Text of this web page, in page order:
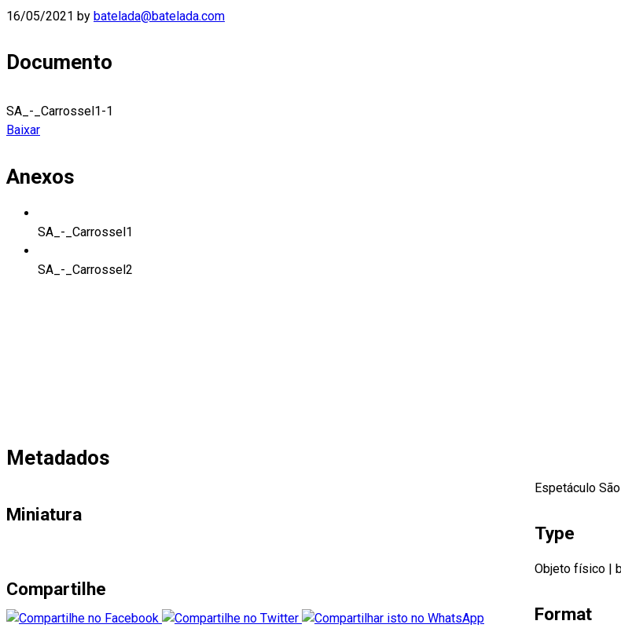
16/05/2021 by batelada@batelada.com
Documento
SA_-_Carrossel1-1
Baixar
Anexos
SA_-_Carrossel1
SA_-_Carrossel2
Metadados
Miniatura
Compartilhe
Espetáculo
Type
Objeto físico |
Format